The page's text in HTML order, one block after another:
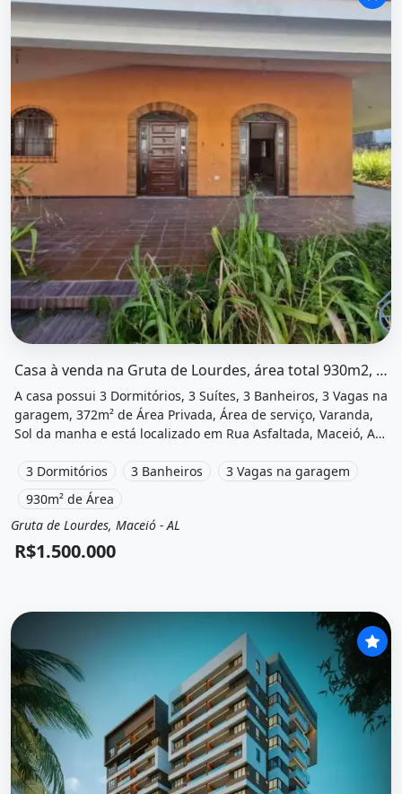
Casa à venda na Gruta de Lourdes, área total 930m2, R$ 1.500.000,00
A casa possui 3 Dormitórios, 3 Suítes, 3 Banheiros, 3 Vagas na
garagem, 372m² de Área Privada, Área de serviço, Varanda,
Sol da manha e está localizado em Rua Asfaltada, Maceió, Al
3 Dormitórios
3 Banheiros
3 Vagas na garagem
930m² de Área
Venda
Casa
Gruta de Lourdes, Maceió - AL
R$1.500.000